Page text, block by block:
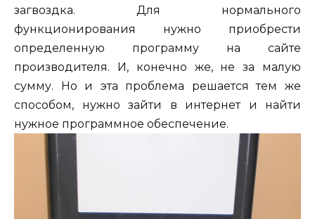
загвоздка. Для нормального
функционирования нужно приобрести
определенную программу на сайте
производителя. И, конечно же, не за малую
сумму. Но и эта проблема решается тем же
способом, нужно зайти в интернет и найти
нужное программное обеспечение.